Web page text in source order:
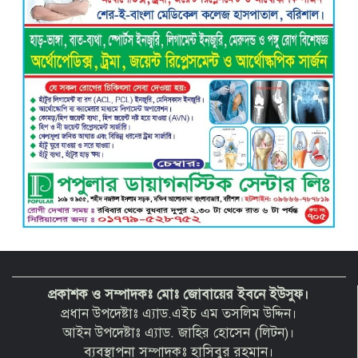
বাবুগঞ্জে শিশু শিক্ষার্থীকে ধর্ষণের অভিযোগে
পলাতক মাদ্রাসা শিক্ষক চার মাস পর গ্রেপ্তার
প্রকাশক ও সম্পাদকঃ মোঃ জোবায়ের ইবনে ইউসুফ।
প্রধান উপদেষ্টাঃ এ্যাড.এইচ এম তসলিম উদ্দিন।
আইন উপদেষ্টাঃ এ্যাড. জাহির হোসেন (লিটন)।
ব্যবস্থাপনা সম্পাদকঃ হাসিবুর রহমান।